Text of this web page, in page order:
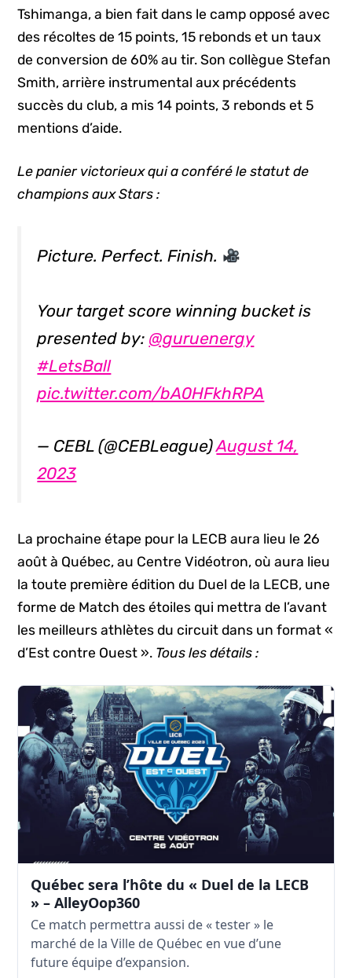
Tshimanga, a bien fait dans le camp opposé avec
des récoltes de 15 points, 15 rebonds et un taux
de conversion de 60% au tir. Son collègue Stefan
Smith, arrière instrumental aux précédents
succès du club, a mis 14 points, 3 rebonds et 5
mentions d’aide.
Le panier victorieux qui a conféré le statut de
champions aux Stars :
Picture. Perfect. Finish.
Your target score winning bucket is
presented by: @guruenergy
#LetsBall
pic.twitter.com/bA0HFkhRPA
— CEBL (@CEBLeague)August 14,
2023
La prochaine étape pour la LECB aura lieu le 26
août à Québec, au Centre Vidéotron, où aura lieu
la toute première édition du Duel de la LECB, une
forme de Match des étoiles qui mettra de l’avant
les meilleurs athlètes du circuit dans un format «
d’Est contre Ouest ». Tous les détails :
Québec sera l’hôte du « Duel de la LECB
» – AlleyOop360
Ce match permettra aussi de « tester » le
marché de la Ville de Québec en vue d’une
future équipe d’expansion.